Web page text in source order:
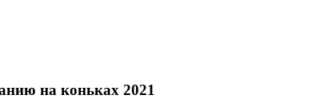
на коньках 2021